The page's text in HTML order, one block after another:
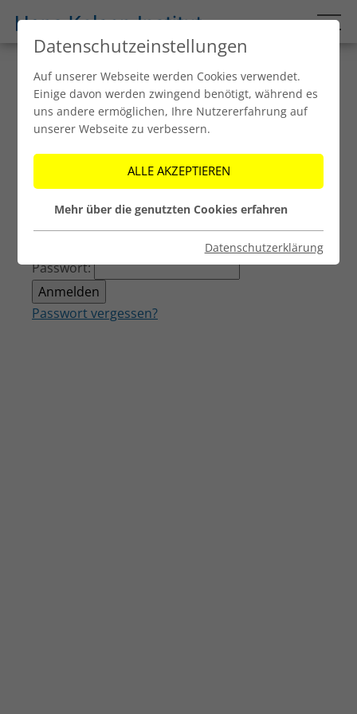
Login
Benutzeranmeldung
Bitte geben Sie Ihren Benutzernamen und Ihr
Passwort ein, um sich an der Website
anzumelden.
Anmelden
Passwort:
Passwort vergessen?
Datenschutzeinstellungen
Auf unserer Webseite werden Cookies verwendet.
Einige davon werden zwingend benötigt, während es
uns andere ermöglichen, Ihre Nutzererfahrung auf
unserer Webseite zu verbessern.
ALLE AKZEPTIEREN
Mehr über die genutzten Cookies erfahren
Datenschutzerklärung